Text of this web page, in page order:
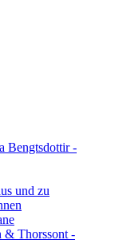
Bengtsdottir -
und zu
& Thorssont -